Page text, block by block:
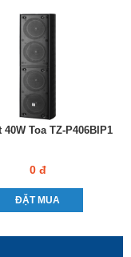
40W Toa TZ-P406BIP1
0 đ
ĐẶT MUA